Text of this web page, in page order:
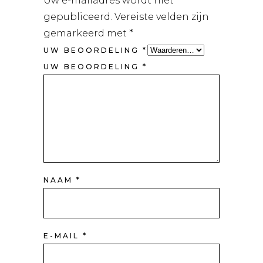
gepubliceerd. Vereiste velden zijn
gemarkeerd met *
UW BEOORDELING *
UW BEOORDELING *
NAAM *
E-MAIL *